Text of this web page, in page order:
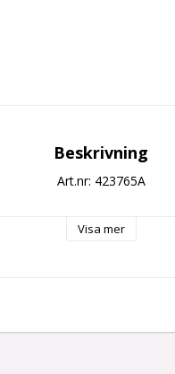
Beskrivning
Art.nr: 423765A
Visa mer